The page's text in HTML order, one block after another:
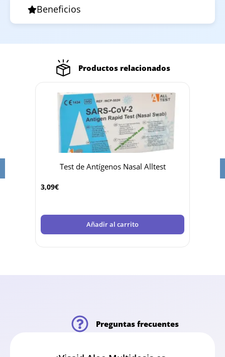
Beneficios
Productos relacionados
Test de Antígenos Nasal Alltest
3,09€
Añadir al carrito
Preguntas frecuentes